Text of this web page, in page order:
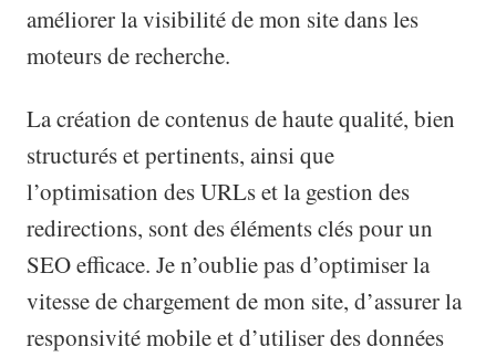
améliorer la visibilité de mon site dans les
moteurs de recherche.
La création de contenus de haute qualité, bien
structurés et pertinents, ainsi que
l’optimisation des URLs et la gestion des
redirections, sont des éléments clés pour un
SEO efficace. Je n’oublie pas d’optimiser la
vitesse de chargement de mon site, d’assurer la
responsivité mobile et d’utiliser des données